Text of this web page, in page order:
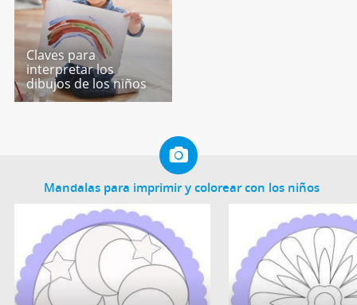
Claves para
interpretar los
dibujos de los niños
Mandalas para imprimir y colorear con los niños